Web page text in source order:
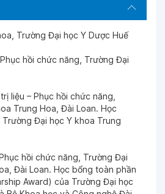
Trường Đại học Y Dược Huế
hồi chức năng, Trường Đại
liệu – Phục hồi chức năng,
Trung Hoa, Đài Loan. Học
Đại học Y khoa Trung
hồi chức năng, Trường Đại
Đài Loan. Học bổng toàn phần
Award) của Trường Đại học